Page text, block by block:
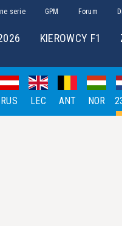
serie GPM Forum
KIEROWCY F1
RUS LEC ANT NOR